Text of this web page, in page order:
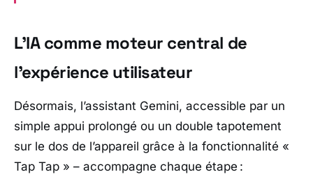
L’IA comme moteur central de
l’expérience utilisateur
Désormais, l’assistant Gemini, accessible par un
simple appui prolongé ou un double tapotement
sur le dos de l’appareil grâce à la fonctionnalité «
Tap Tap » – accompagne chaque étape :